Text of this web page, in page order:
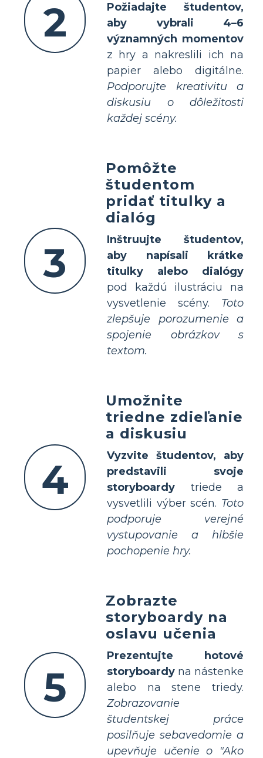
2
Požiadajte študentov,
aby vybrali 4–6
významných momentov
z hry a nakreslili ich na
papier alebo digitálne.
Podporujte kreativitu a
diskusiu o dôležitosti
každej scény.
3
Pomôžte
študentom
pridať titulky a
dialóg
Inštruujte študentov,
aby napísali krátke
titulky alebo dialógy
pod každú ilustráciu na
vysvetlenie scény. Toto
zlepšuje porozumenie a
spojenie obrázkov s
textom.
4
Umožnite
triedne zdieľanie
a diskusiu
Vyzvite študentov, aby
predstavili svoje
storyboardy triede a
vysvetlili výber scén. Toto
podporuje verejné
vystupovanie a hlbšie
pochopenie hry.
5
Zobrazte
storyboardy na
oslavu učenia
Prezentujte hotové
storyboardy na nástenke
alebo na stene triedy.
Zobrazovanie
študentskej práce
posilňuje sebavedomie a
upevňuje učenie o "Ako